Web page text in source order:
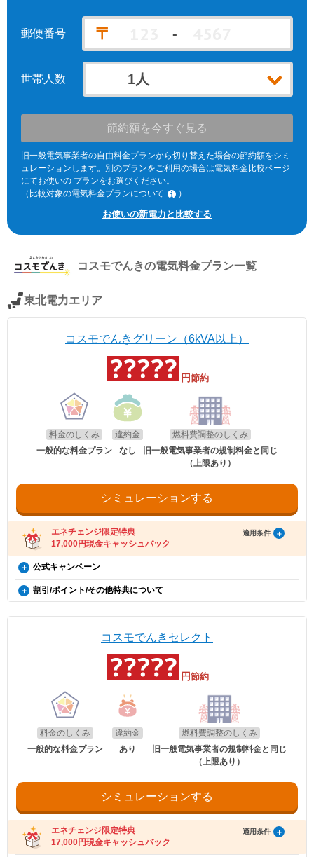
郵便番号 〒 -
世帯人数
節約額を今すぐ見る
旧一般電気事業者の自由料金プランから切り替えた場合の節約額をシミ
ュレーションします。別のプランをご利用の場合は電気料金比較ページ
にてお使いの プランをお選びください。
（比較対象の電気料金プランについて
）
※北海道電力エリア「エネとくポイントプラン」「従量電灯C」、東北
電力エリア「よりそう+ｅねっとバリュー」「よりそう＋ファミリーバ
リュー」(kVA契約)、東京電力エリア「スタンダードS」「スタンダード
量電灯ネクスト」、関西電力エリア「なっトクでんき」「なっトクでん
きBiz」(kVA契約)、中国電力エリア「ぐっとずっと。プラン スマートコ
「おトクeプラン」「ビジネススタンダードプラン」(kVA契約)、九州電
※関西電力エリアの「なっトクでんき」「なっトクでんきBiz」ではガス
お使いの新電力と比較する
コスモでんきの電気料金プラン一覧
東北電力エリア
コスモでんきグリーン（6kVA以上）
円節約
料金のしくみ
一般的な料金プラン
違約金
なし
燃料費調整のしくみ
旧一般電気事業者の規制料金と同じ
（上限あり）
シミュレーションする
エネチェンジ限定特典 適用条件
17,000円現金キャッシュバック
コスモでんき×エネチェンジ キャッシュバック特典（12カ
月間の電気料金支払い額がキャッシュバック金額を超える
方限定）
エネチェンジのオンラインサービス経由で「コスモ
でんき」に申し込んだ方に、キャッシュバックを行
適用条件
以下の条件をすべて満たしたお客さまが、コスモ石油マーケティング株式会社が
提供する「コスモでんき×エネチェンジ キャッシュバック特典」(以下、「本特
典」とします)の対象となります。
・特典実施期間中に対象プランをエネチェンジのオンラインサービス経由でお申
し込みいただくこと。
・お申し込みから3カ月以内にコスモでんきの供給を開始していること。
・お申し込み時にメールアドレスが入力されていること。
・電気の使用開始日から12カ月間の電気料金支払い額がキャッシュバック金額を
・電気料金の未払いがないこと。
受け取り方法
・適用条件の契約継続期間を達成後2カ月後の月末までに、エネチェンジより特典
公式キャンペーン
使用量割引
毎月の電気使用量によって電気代が割引になります。
なお、「月間」とは前月の検針日から当月の検針日の前日までを指しま
※月の途中で契約開始、廃止した場合にも、日割りはせず、割引を適用
※電気使用量が条件に満たない月は割引はございません。
電気・ガス料金支援
政府の「電気・ガス料金支援」の一環として、2026年8月分（7月使用
分）および2026年10月分（9月使用分）は一律3.5円/kWh、2026年9月
分（8月使用分）については一律4.5円/kWhを毎月の電気料金から値引
きします。
ご利用中のすべての方が対象となり、別途お申し込みは不要です。
・2026年8月分〜2026年10月分の料金に適用されます。
・エネチェンジでは、割引額を一律で診断結果に反映しています。
・詳細は、国のHP・請求書や検針票・ご契約中の電力会社・ガス会社
のHPをご確認ください。
割引/ポイント/その他特典について
きを新規ご契約いただくと、月々の電気料金が、スタンダード・グリー
ンは500円割引、ポイントプラス・セレクトはdポイント500ポイント割
引になります。（※）EV車両の対象には、EV/PHV/FCV含みます。
・コスモでんきを新規ご契約の方。
・2020年12月21日以降にEV・PHEV・FCVを新車新規登録または
新車新規検査届出されていること。中古車も適用対象となります。
・対象車両1台につき、コスモでんき1契約までの適用。
・EV特別割は、月間使用量が500kWhを超えた月に適用。
さまセンター（0120-530-155）へご連絡いただくようお願い申し
だいたことと、お申込み日付を電話口でお伝えください。
・コスモでんきお客さまセンターの受付時間は月〜土 9:00～
18:00（日曜祝日・夏期休暇・年末年始除く）です。
コスモでんきセレクト
円節約
料金のしくみ
一般的な料金プラン
違約金
あり
燃料費調整のしくみ
旧一般電気事業者の規制料金と同じ
（上限あり）
シミュレーションする
エネチェンジ限定特典 適用条件
17,000円現金キャッシュバック